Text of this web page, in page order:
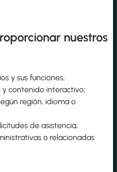
nuestros
y sus funciones;
y contenido interactivo;
región, idioma o
de asistencia;
o relacionadas